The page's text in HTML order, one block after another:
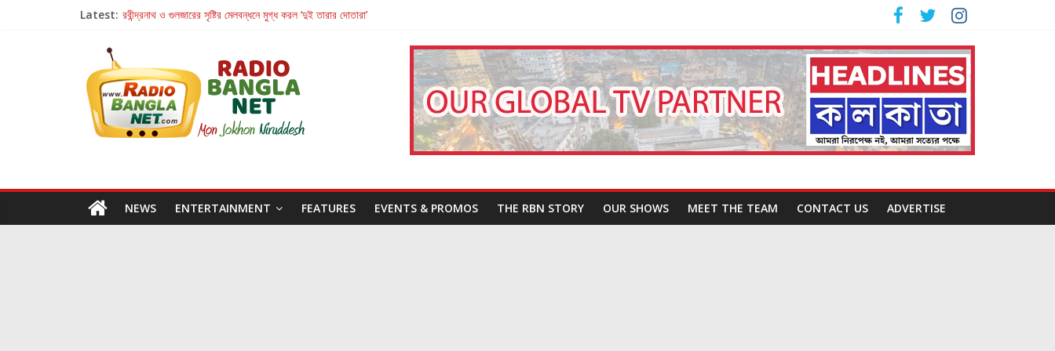
Latest: রবীন্দ্রনাথ ও গুলজারের সৃষ্টির মেলবন্ধনে মুগ্ধ করল ‘দুই তারার দোতারা’
Retribution: A Thought-Provoking Short Film That Challenges Our Understanding of Justice
হাওয়া বদলের টলিউডে ‘তুমি এলে তাই’
NEWS ENTERTAINMENT FEATURES EVENTS & PROMOS THE RBN STORY OUR SHOWS MEET THE TEAM CONTACT US ADVERTISE